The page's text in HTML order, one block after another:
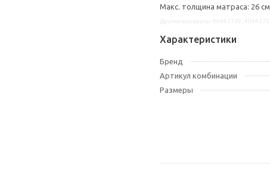
Макс. толщина матраса: 26 см
Характеристики
Бренд
Артикул комбинации
Размеры